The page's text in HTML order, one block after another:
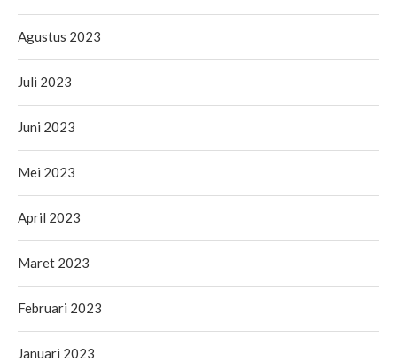
Agustus 2023
Juli 2023
Juni 2023
Mei 2023
April 2023
Maret 2023
Februari 2023
Januari 2023